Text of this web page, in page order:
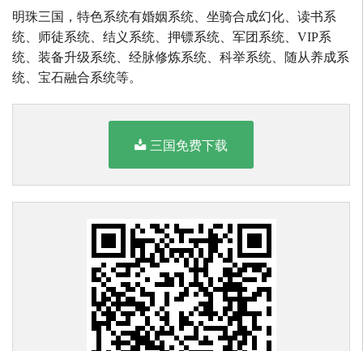
明珠三国，特色系统有婚姻系统、坐骑合成幻化、读书系
统、师徒系统、结义系统、押镖系统、军团系统、VIP系
统、装备升级系统、经脉修炼系统、科举系统、随从养成系
统、宝石融合系统等。
三国免费下载